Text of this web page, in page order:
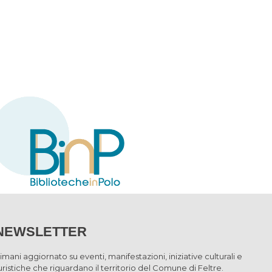
aggiornato su eventi, manifestazioni, iniziative culturali e
che riguardano il territorio del Comune di Feltre.